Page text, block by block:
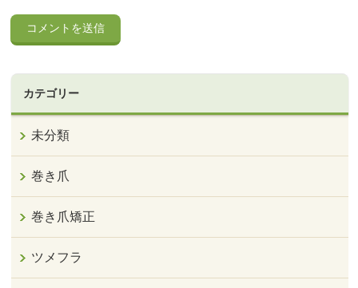
カテゴリー
未分類
巻き爪
巻き爪矯正
ツメフラ